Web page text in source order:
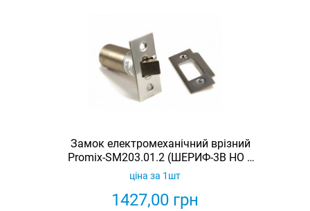
Замок електромеханічний врізний
Promix-SM203.01.2 (ШЕРИФ-3В НО +
датчик 24В)
1427,00 грн
ціна за 1шт